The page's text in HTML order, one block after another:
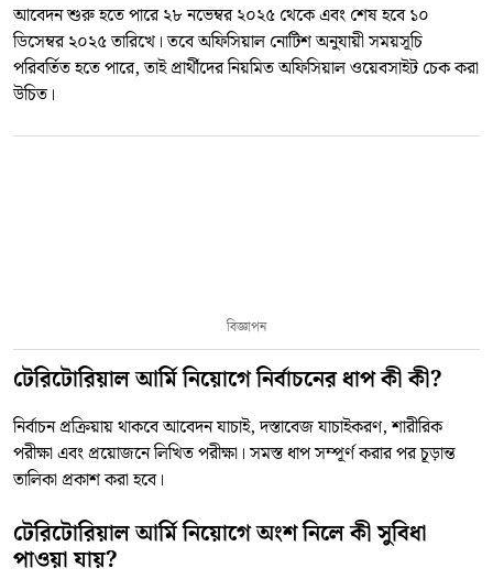
আবেদন শুরু হতে পারে ২৮ নভেম্বর ২০২৫ থেকে এবং শেষ হবে ১০
ডিসেম্বর ২০২৫ তারিখে। তবে অফিসিয়াল নোটিশ অনুযায়ী সময়সূচি
পরিবর্তিত হতে পারে, তাই প্রার্থীদের নিয়মিত অফিসিয়াল ওয়েবসাইট চেক করা
উচিত।
বিজ্ঞাপন
টেরিটোরিয়াল আর্মি নিয়োগে নির্বাচনের ধাপ কী কী?
নির্বাচন প্রক্রিয়ায় থাকবে আবেদন যাচাই, দস্তাবেজ যাচাইকরণ, শারীরিক
পরীক্ষা এবং প্রয়োজনে লিখিত পরীক্ষা। সমস্ত ধাপ সম্পূর্ণ করার পর চূড়ান্ত
তালিকা প্রকাশ করা হবে।
টেরিটোরিয়াল আর্মি নিয়োগে অংশ নিলে কী সুবিধা
পাওয়া যায়?